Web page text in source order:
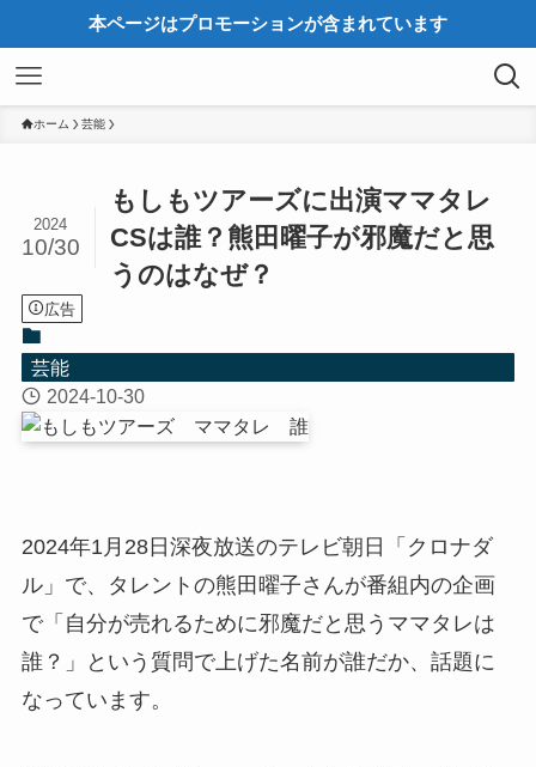
本ページはプロモーションが含まれています
ホーム 芸能
もしもツアーズに出演ママタレ
CSは誰？熊田曜子が邪魔だと思
うのはなぜ？
2024
10/30
広告
芸能
2024-10-30
2024年1月28日深夜放送のテレビ朝日「クロナダ
ル」で、タレントの熊田曜子さんが番組内の企画
で「自分が売れるために邪魔だと思うママタレは
誰？」という質問で上げた名前が誰だか、話題に
なっています。